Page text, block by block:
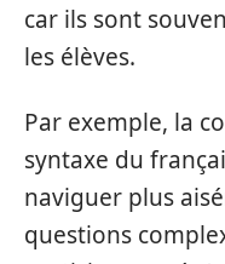
car ils sont
les élèves.
Par exemple, la
syntaxe du
naviguer plus
questions